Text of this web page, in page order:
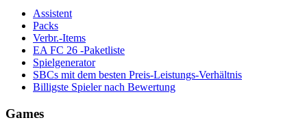
Assistent
Packs
Verbr.-Items
EA FC 26 -Paketliste
Spielgenerator
SBCs mit dem besten Preis-Leistungs-Verhältnis
Billigste Spieler nach Bewertung
Games